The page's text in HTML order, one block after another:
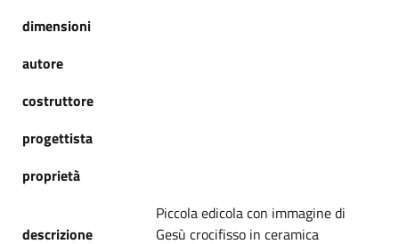
dimensioni
autore
costruttore
progettista
proprietà
descrizione
Piccola edicola con immagine di
Gesù crocifisso in ceramica